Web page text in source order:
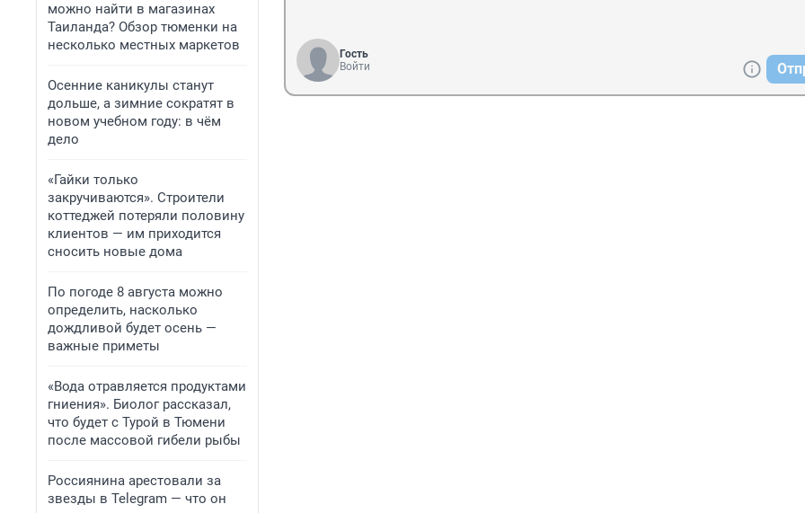
можно найти в магазинах
Таиланда? Обзор тюменки на
несколько местных маркетов
Осенние каникулы станут
дольше, а зимние сократят в
новом учебном году: в чём
дело
«Гайки только
закручиваются». Строители
коттеджей потеряли половину
клиентов — им приходится
сносить новые дома
По погоде 8 августа можно
определить, насколько
дождливой будет осень —
важные приметы
«Вода отравляется продуктами
гниения». Биолог рассказал,
что будет с Турой в Тюмени
после массовой гибели рыбы
Россиянина арестовали за
звезды в Telegram — что он
Гость
Войти